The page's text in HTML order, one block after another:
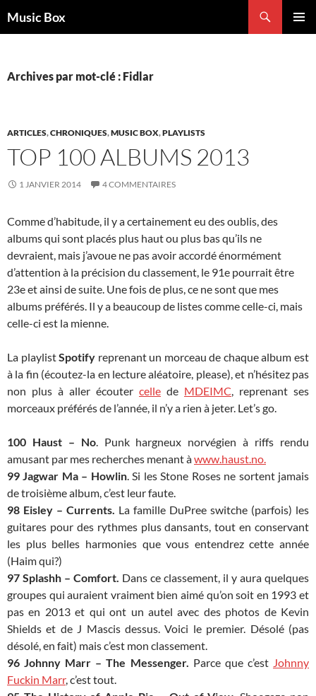
auMusic Box
Archives par mot-clé : Fidlar
ARTICLES,CHRONIQUES,MUSIC BOX,PLAYLISTS
TOP 100 ALBUMS 2013
1 JANVIER 2014 4 COMMENTAIRES
Comme d’habitude, il y a certainement eu des oublis, des
albums qui sont placés plus haut ou plus bas qu’ils ne
devraient, mais j’avoue ne pas avoir accordé énormément
d’attention à la précision du classement, le 91e pourrait être
23e et ainsi de suite. Une fois de plus, ce ne sont que mes
albums préférés. Il y a beaucoup de listes comme celle-ci, mais
celle-ci est la mienne.
La playlistSpotify reprenant un morceau de chaque album est
à la fin (écoutez-la en lecture aléatoire, please), et n’hésitez pas
non plus à aller écouter celle de MDEIMC, reprenant ses
morceaux préférés de l’année, il n’y a rien à jeter. Let’s go.
100 Haust – No. Punk hargneux norvégien à riffs rendu
amusant par mes recherches menant àwww.haust.no.
99 Jagwar Ma – Howlin. Si les Stone Roses ne sortent jamais
de troisième album, c’est leur faute.
98 Eisley – Currents. La famille DuPree switche (parfois) les
guitares pour des rythmes plus dansants, tout en conservant
les plus belles harmonies que vous entendrez cette année
(Haim qui?)
97 Splashh – Comfort. Dans ce classement, il y aura quelques
groupes qui auraient vraiment bien aimé qu’on soit en 1993 et
pas en 2013 et qui ont un autel avec des photos de Kevin
Shields et de J Mascis dessus. Voici le premier. Désolé (pas
désolé, en fait) mais c’est mon classement.
96 Johnny Marr – The Messenger. Parce que c’est Johnny
Fuckin Marr, c’est tout.